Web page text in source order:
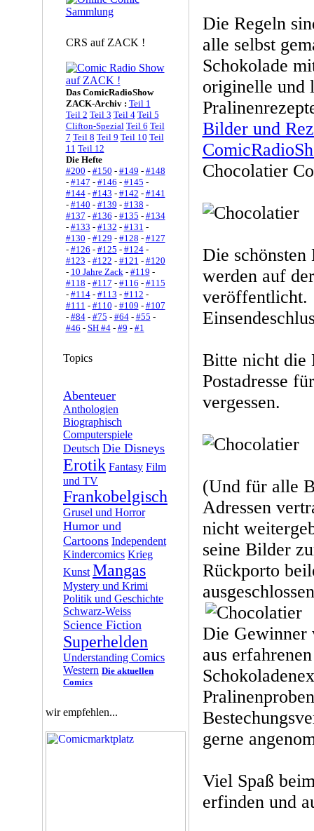
CRS auf ZACK !
Das ComicRadioShow
ZACK-Archiv : Teil 1
Teil 2 Teil 3 Teil 4 Teil 5
Clifton-Spezial Teil 6 Teil
7 Teil 8 Teil 9 Teil 10 Teil
11 Teil 12
Die Hefte
#200 - #150 - #149 - #148
- #147 - #146 - #145 -
#144- #143 - #142 - #141
- #140 - #139 - #138 -
#137 - #136 - #135 - #134
- #133 - #132 - #131 -
#130 - #129 - #128 - #127
- #126 - #125 - #124-
#123 - #122 - #121 - #120
- 10 Jahre Zack- #119 -
#118 - #117 - #116 - #115
- #114- #113 - #112 -
#111 - #110 - #109 - #107
- #84- #75 - #64- #55 -
#46 - SH #4- #9 - #1
Topics
Abenteuer
Anthologien
Biographisch
Computerspiele
Deutsch Die Disneys
Erotik Fantasy Film
und TV
Frankobelgisch
Grusel und Horror
Humor und
Cartoons Independent
Kindercomics Krieg
Kunst Mangas
Mystery und Krimi
Politik und Geschichte
Schwarz-Weiss
Science Fiction
Superhelden
Understanding Comics
Western Die aktuellen
Comics
wir empfehlen...
Die Regeln
alle selbst
Schokolade
originelle und
Bilder und
Chocolatier
Die schönsten
werden auf
veröffentlicht.
Bitte nicht die
Postadresse
vergessen.
(Und für alle
Adressen
nicht
seine Bilder
Rückporto
Die Gewinner
aus
gerne
Viel Spaß
erfinden und